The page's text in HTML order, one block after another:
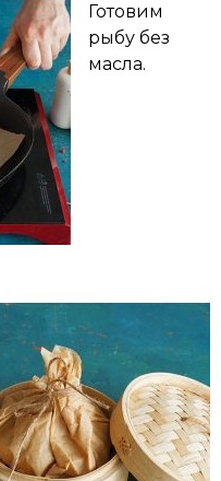
Готовим
рыбу без
масла.